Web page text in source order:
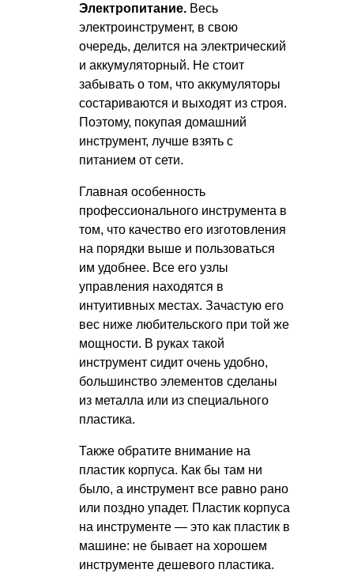
Электропитание. Весь
электроинструмент, в свою
очередь, делится на электрический
и аккумуляторный. Не стоит
забывать о том, что аккумуляторы
состариваются и выходят из строя.
Поэтому, покупая домашний
инструмент, лучше взять с
питанием от сети.
Главная особенность
профессионального инструмента в
том, что качество его изготовления
на порядки выше и пользоваться
им удобнее. Все его узлы
управления находятся в
интуитивных местах. Зачастую его
вес ниже любительского при той же
мощности. В руках такой
инструмент сидит очень удобно,
большинство элементов сделаны
из металла или из специального
пластика.
Также обратите внимание на
пластик корпуса. Как бы там ни
было, а инструмент все равно рано
или поздно упадет. Пластик корпуса
на инструменте — это как пластик в
машине: не бывает на хорошем
инструменте дешевого пластика.